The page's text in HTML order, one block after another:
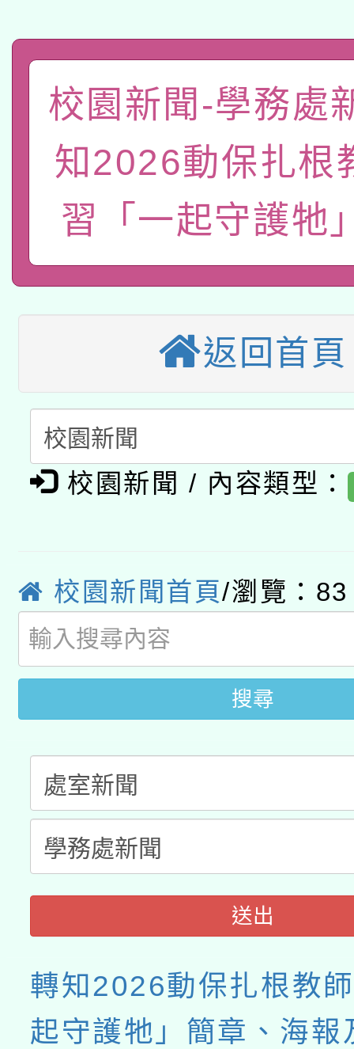
關事宜
轉知教育部國民及學前
國立臺灣師範大學辦理
年度健康促進學校輔導
業成長研習」實施計畫
函轉國家教育研究院中
原住民族教育政策研討
族教育國際趨勢與發展
新北市政府教育局辦理
師專業成長研習實施計
方素養工作坊新北場」
函轉國立臺灣師範大學
族語言臺北學習中心
「族語學習班」招生簡
轉知有關國立成功大學
年度COVID-19疫苗接
接種對象擴大為「滿6
月28日止
轉知經濟部水利署委託
業技術研究院辦理「
動」
115年8月22日(星期六
桃園市孔廟祈福系列
開 智慧啟航」
2026年桃園地景藝術
「2026桃園藝術巡演
關事宜
轉知教育部國民及學前
國立臺灣師範大學辦
業成長研習」實施計畫
函轉國家教育研究院中
族教育國際趨勢與發展
新北市政府教育局辦理
師專業成長研習實施計
方素養工作坊新北場」
族語言臺北學習中心
「族語學習班」招生簡
轉知有關國立成功大學
文教學共融平台-教案
教育部國民及學前教育
年度COVID-19疫苗接
接種之民眾」措施，延
月28日止
校園新聞-學務處
知2026動保扎根
習「一起守護牠
返回首頁
校園新聞 / 內容類型：
校園新聞首頁/瀏覽：83
搜尋
送出
轉知2026動保扎根教
起守護牠」簡章、海報